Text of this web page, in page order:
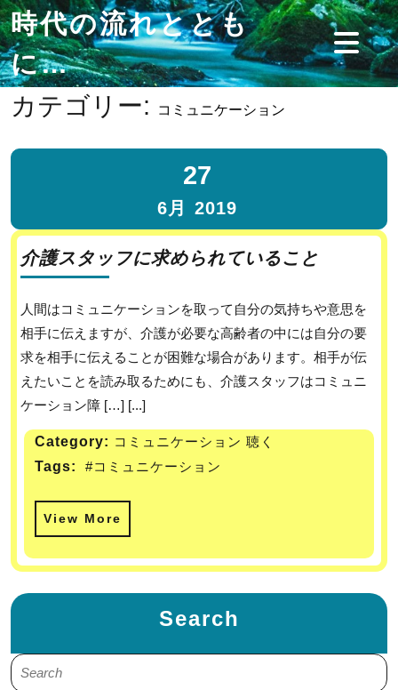
時代の流れととも
に…
カテゴリー: コミュニケーション
27
6月 2019
介護スタッフに求められていること
人間はコミュニケーションを取って自分の気持ちや意思を
相手に伝えますが、介護が必要な高齢者の中には自分の要
求を相手に伝えることが困難な場合があります。相手が伝
えたいことを読み取るためにも、介護スタッフはコミュニ
ケーション障 […] [...]
Category: コミュニケーション 聴く
Tags:
#コミュニケーション
View More
Search